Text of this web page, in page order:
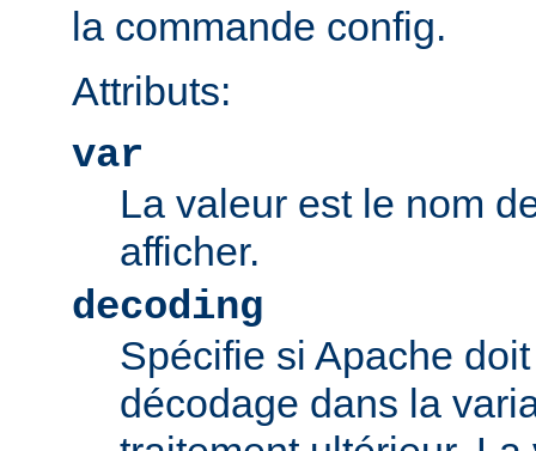
la commande config.
Attributs:
var
La valeur est le nom
afficher.
decoding
Spécifie si Apache
décodage dans la